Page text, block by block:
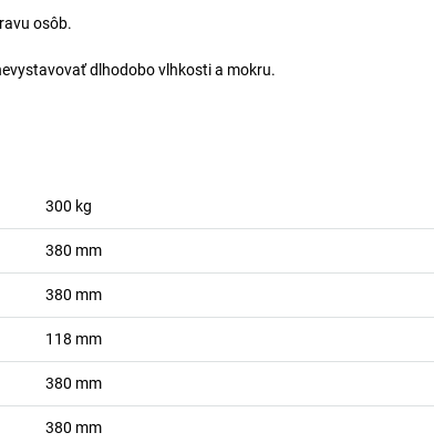
osôb.
dlhodobo vlhkosti a mokru.
300 kg
380 mm
380 mm
118 mm
380 mm
380 mm